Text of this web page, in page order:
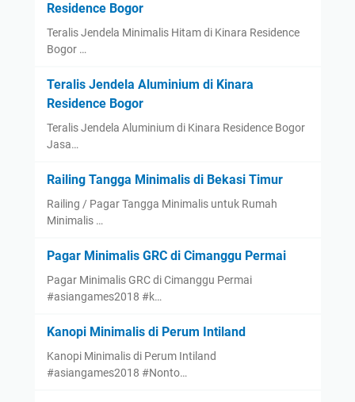
Residence Bogor
Teralis Jendela Minimalis Hitam di Kinara Residence
Bogor …
Teralis Jendela Aluminium di Kinara
Residence Bogor
Teralis Jendela Aluminium di Kinara Residence Bogor
Jasa…
Railing Tangga Minimalis di Bekasi Timur
Railing / Pagar Tangga Minimalis untuk Rumah
Minimalis …
Pagar Minimalis GRC di Cimanggu Permai
Pagar Minimalis GRC di Cimanggu Permai
#asiangames2018 #k…
Kanopi Minimalis di Perum Intiland
Kanopi Minimalis di Perum Intiland
#asiangames2018 #Nonto…